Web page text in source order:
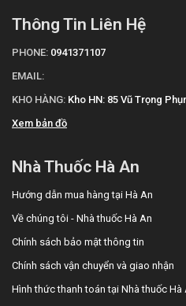
Thông Tin Liên Hệ
PHONE: 0941371107
EMAIL:
KHO HÀNG: Kho HN: 85 Vũ Trọng
Xem bản đồ
Nhà Thuốc Hà An
Hướng dẫn mua hàng tại Hà An
Về chúng tôi - Nhà thuốc Hà An
Chính sách bảo mật thông tin
Chính sách vận chuyển và giao nhận
Hình thức thanh toán tại Nhà thuốc Hà